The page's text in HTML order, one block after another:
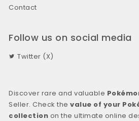
Contact
Follow us on social media
Twitter (X)
Discover rare and valuable
Seller. Check thevalue of your
collection on the ultimate online